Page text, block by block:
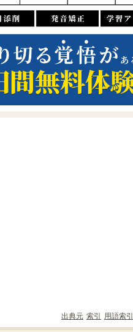
出典元 索引 用語索引